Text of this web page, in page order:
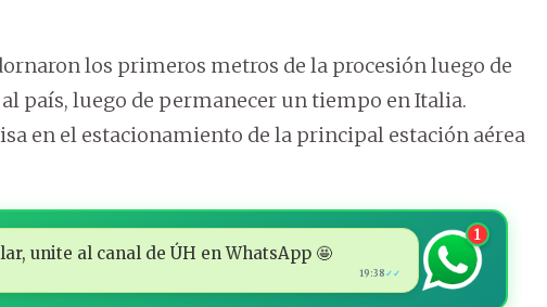
los primeros metros de la procesión luego de
país, luego de permanecer un tiempo en Italia.
en el estacionamiento de la principal estación aérea
unite al canal de ÚH en WhatsApp 🤩
19:38 ✓✓
1